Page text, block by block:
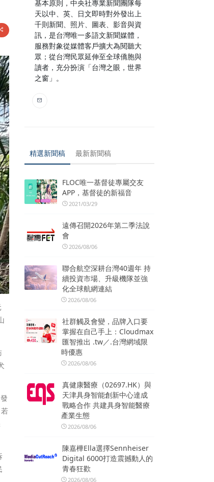
基本原則，中央社專業新聞團隊每
天以中、英、日文即時對外發出上
千則新聞、照片、圖表、影音與資
訊，是台灣唯一多語文新聞媒體，
服務對象從媒體客戶擴大為閱聽大
眾；從台灣民眾延伸至全球僑胞與
讀者，充分扮演「台灣之眼，世界
之窗」。
精選新聞稿 最新新聞稿
FLOC唯一基督徒專屬交友
APP，基督徒的新福音
2021/03/29
遠傳召開2026年第二季法說
會
2026/08/06
聯合航空深耕台灣40週年 持
續投資市場、升級機隊並強
化全球航網連結
2026/08/06
社群觸及會變，品牌入口要
掌握在自己手上：Cloudmax
匯智推出 .tw／.台灣網域限
時優惠
2026/08/06
真健康醫療（02697.HK）與
天津具身智能創新中心達成
戰略合作 共建具身智能醫療
產業生態
2026/08/06
陳嘉樺Ella選擇Sennheiser
Digital 6000打造震撼動人的
青春狂歡
2026/08/06